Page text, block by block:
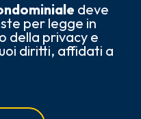
deve
per legge in
della privacy e
diritti, affidati a